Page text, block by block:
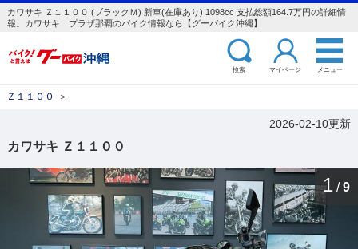
カワサキ Ｚ１１００ (ブラックＭ) 新車(在庫あり) 1098cc 支払総額164.7万円の詳細情
報。カワサキ プラザ那覇のバイク情報なら【グーバイク沖縄】
検索 マイページ メニュー
Ｚ１１００ ＞
2026-02-10更新
カワサキ Ｚ１１００
1 / 9